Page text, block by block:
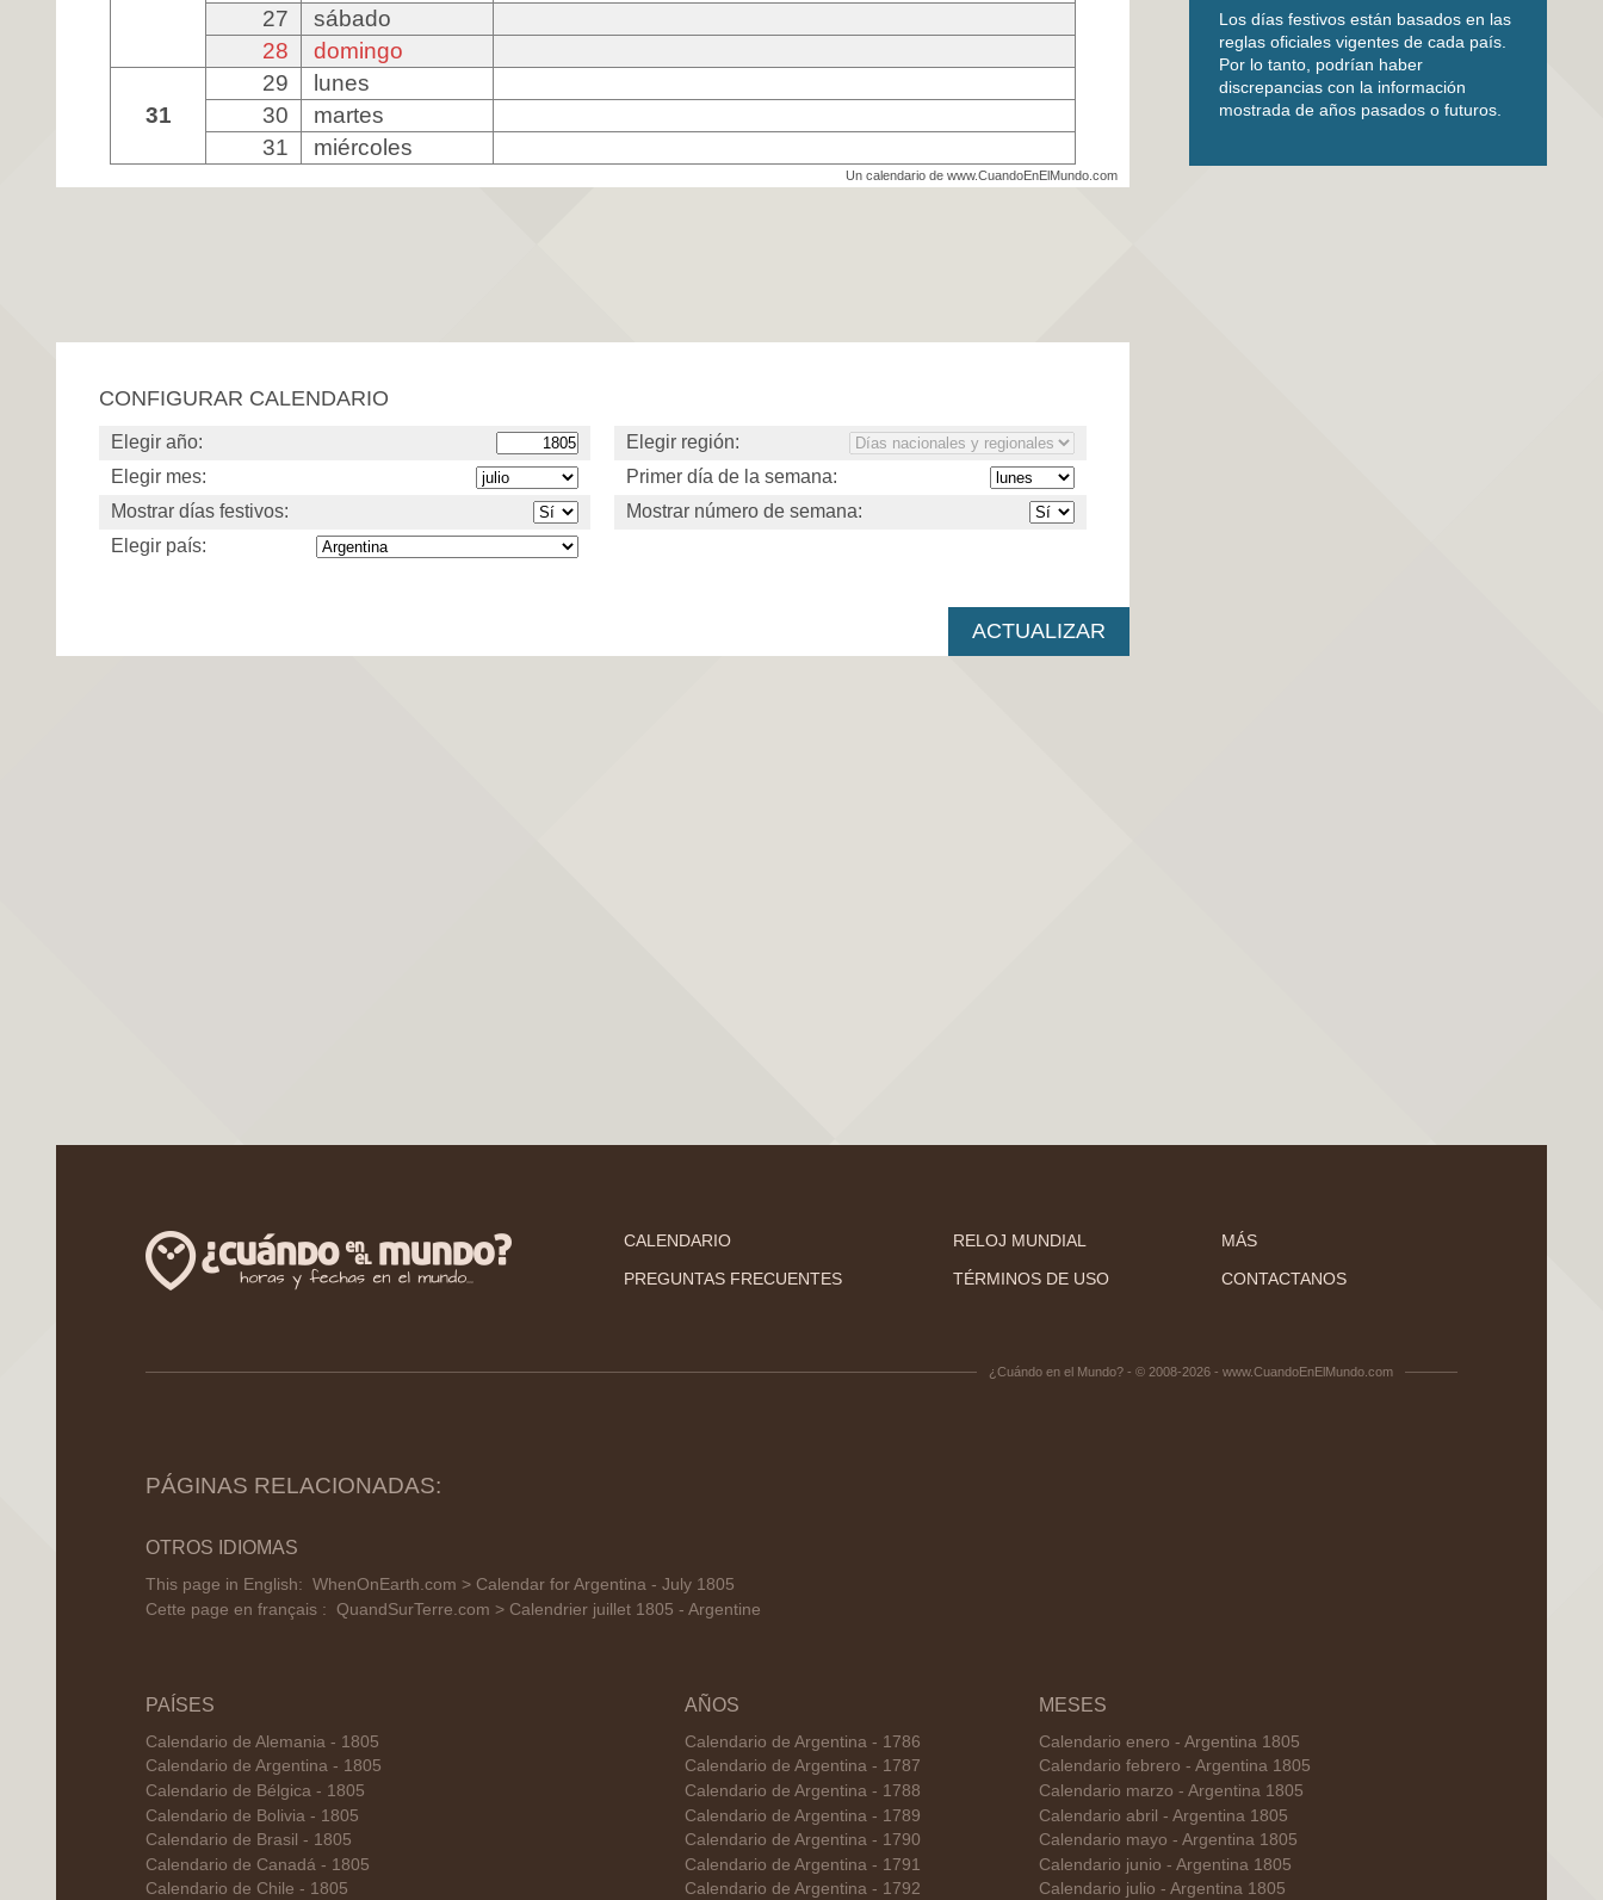
27
sábado
28
domingo
31
29
lunes
30
martes
31
miércoles
Un calendario de www.CuandoEnElMundo.com
CONFIGURAR CALENDARIO
Elegir año:
Elegir mes:
Mostrar días festivos:
Elegir país:
Elegir región:
Primer día de la semana:
Mostrar número de semana:
Los días festivos están basados en las
reglas oficiales vigentes de cada país.
Por lo tanto, podrían haber
discrepancias con la información
mostrada de años pasados o futuros.
CALENDARIO RELOJ MUNDIAL
MÁS
PREGUNTAS FRECUENTES
TÉRMINOS DE USO CONTACTANOS
¿Cuándo en el Mundo? - © 2008-2026 - www.CuandoEnElMundo.com
PÁGINAS RELACIONADAS:
OTROS IDIOMAS
This page in English: WhenOnEarth.com > Calendar for Argentina - July 1805
Cette page en français : QuandSurTerre.com > Calendrier juillet 1805 - Argentine
PAÍSES
Calendario de Alemania - 1805
Calendario de Argentina - 1805
Calendario de Bélgica - 1805
Calendario de Bolivia - 1805
Calendario de Brasil - 1805
Calendario de Canadá - 1805
Calendario de Chile - 1805
AÑOS
Calendario de Argentina - 1786
Calendario de Argentina - 1787
Calendario de Argentina - 1788
Calendario de Argentina - 1789
Calendario de Argentina - 1790
Calendario de Argentina - 1791
Calendario de Argentina - 1792
MESES
Calendario enero - Argentina 1805
Calendario febrero - Argentina 1805
Calendario marzo - Argentina 1805
Calendario abril - Argentina 1805
Calendario mayo - Argentina 1805
Calendario junio - Argentina 1805
Calendario julio - Argentina 1805